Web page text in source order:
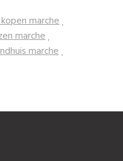
kopen marche ,
marche ,
marche ,